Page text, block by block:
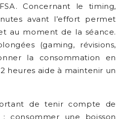
Concernant le timing,
avant l’effort permet
au moment de la séance.
(gaming, révisions,
la consommation en
heures aide à maintenir un
de tenir compte de
consommer une boisson